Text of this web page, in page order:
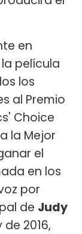
en
película
los
al Premio
Choice
la Mejor
el
en los
por
de Judy
2016,